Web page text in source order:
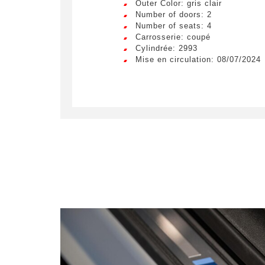
Mr.
E-mail *
Lorem
Outer Color: gris clair
Number of doors: 2
Number of seats: 4
Carrosserie: coupé
Cylindrée: 2993
Mise en circulation: 08/07/2024